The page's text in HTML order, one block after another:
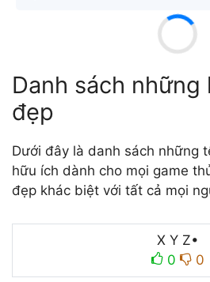
Danh sách những
đẹp
Dưới đây là danh sách những
hữu ích dành cho mọi game
đẹp khác biệt với tất cả mọi
X Y Z•
0
0